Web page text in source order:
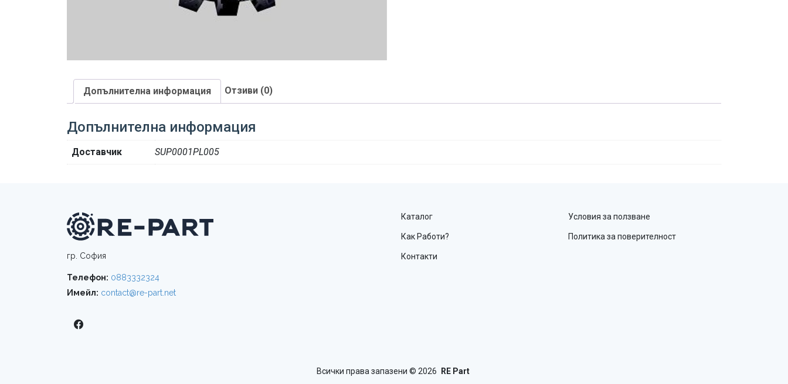
Допълнителна информация Отзиви (0)
Допълнителна информация
Доставчик SUP0001PL005
гр. София
Телефон: 0883332324
Имейл: contact@re-part.net
Каталог
Как Работи?
Контакти
Условия за ползване
Политика за поверителност
Всички права запазени © 2026 RE Part